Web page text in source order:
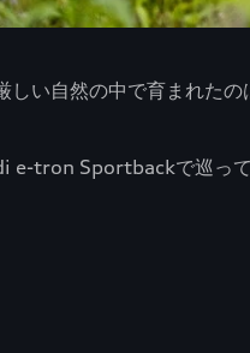
い自然の中で育まれた
e-tron Sportbackで巡って